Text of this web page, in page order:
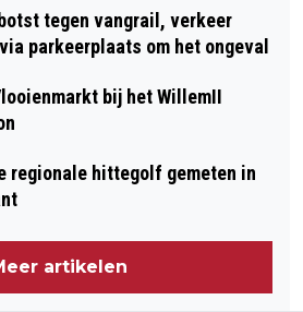
tegen vangrail, verkeer
parkeerplaats om het ongeval
bij het WillemII
regionale hittegolf gemeten in
artikelen